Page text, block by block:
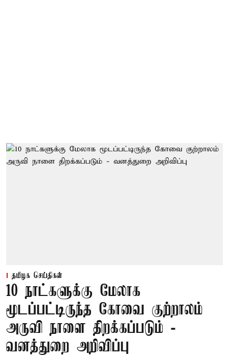
தமிழக செய்திகள்
10 நாட்களுக்கு மேலாக
மூடப்பட்டிருந்த கோவை குற்றாலம்
அருவி நாளை திறக்கப்படும் -
வனத்துறை அறிவிப்பு